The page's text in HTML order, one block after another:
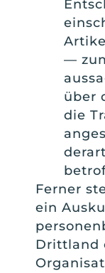
—
über
die
Ferner
ein
Drittland